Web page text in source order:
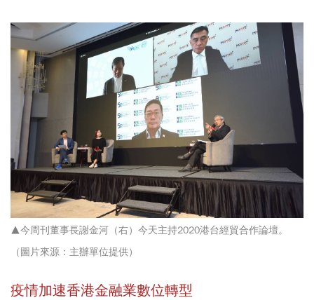
▲今周刊董事長謝金河（右）今天主持2020港台經貿合作論壇。
（圖片來源：主辦單位提供）
疫情加速香港金融業數位轉型